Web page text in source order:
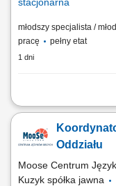
młodszy specjalista /
pracę
pełny etat
1 dni
Opis stanowiska:
Prowadzenie
wizerunku kliniki;
Oddziału
Moose Centrum
Kuzyk spółka jawna